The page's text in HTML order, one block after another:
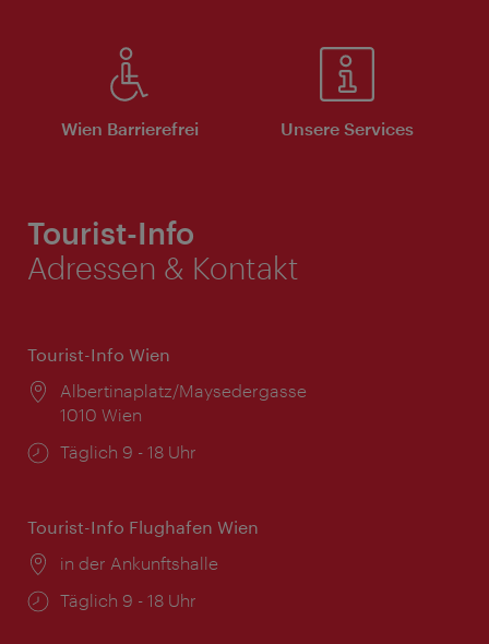
Wien Barrierefrei Unsere Services
Tourist-Info
Adressen & Kontakt
Tourist-Info Wien
Ort:
Albertinaplatz/Maysedergasse
1010 Wien
Öffnungszeiten:
Täglich 9 - 18 Uhr
Tourist-Info Flughafen Wien
Ort:
in der Ankunftshalle
Öffnungszeiten:
Täglich 9 - 18 Uhr